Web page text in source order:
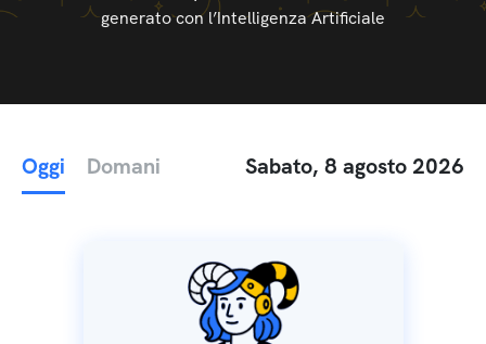
generato con l’Intelligenza Artificiale
Oggi Domani Sabato, 8 agosto 2026